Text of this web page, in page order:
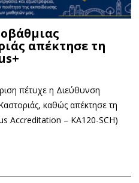
απέκτησε τη
πέτυχε η Διεύθυνση
καθώς απέκτησε τη
Accreditation – KA120-SCH)